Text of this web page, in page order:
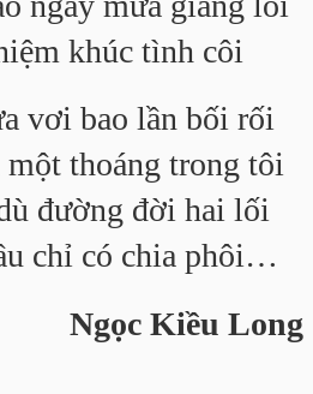
khúc tình côi
vơi bao lần bối rối
thoáng trong tôi
đường đời hai lối
chỉ có chia phôi…
Ngọc Kiều Long